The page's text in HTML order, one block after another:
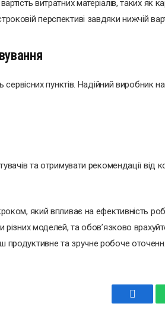
витратних матеріалів, таких
перспективі завдяки нижчій
сервісних пунктів. Надійний виробник
та отримувати рекомендації від
який впливає на ефективність
різних моделей, та обов’язково
та зручне робоче